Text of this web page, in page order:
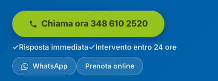
Chiama ora 348 610 2520
Risposta immediata Intervento entro 24 ore
WhatsApp Prenota online